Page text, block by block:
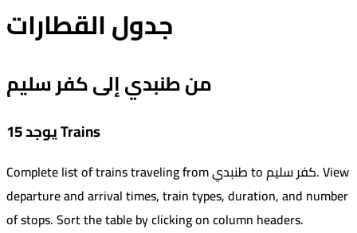
جدول القطارات
من طنبدي إلى كفر سليم
يوجد 15 Trains
Complete list of trains traveling fromطنبديtoكفر سليم.View
departure and arrival times, train types, duration, and number
of stops. Sort the table by clicking on column headers.